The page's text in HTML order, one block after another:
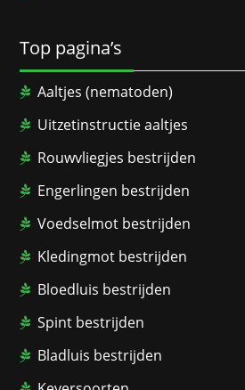
Top pagina’s
Aaltjes (nematoden)
Uitzetinstructie aaltjes
Rouwvliegjes bestrijden
Engerlingen bestrijden
Voedselmot bestrijden
Kledingmot bestrijden
Bloedluis bestrijden
Spint bestrijden
Bladluis bestrijden